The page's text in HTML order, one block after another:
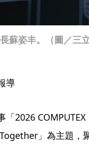
蘇姿丰。（圖／三
導
「2026
」為主題，